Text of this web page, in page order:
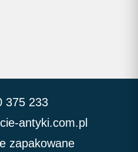
375 233
antyki.com.pl
zapakowane